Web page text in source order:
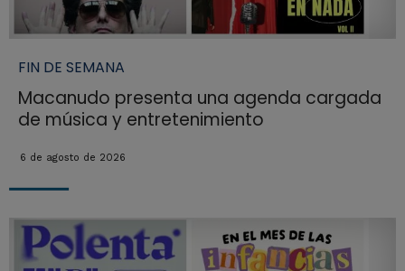
FIN DE SEMANA
Macanudo presenta una agenda cargada
de música y entretenimiento
6 de agosto de 2026